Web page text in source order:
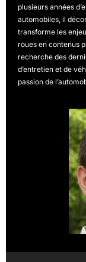
plusieurs années
automobiles, il
transforme les
roues en contenus
recherche des
d’entretien et de
passion de